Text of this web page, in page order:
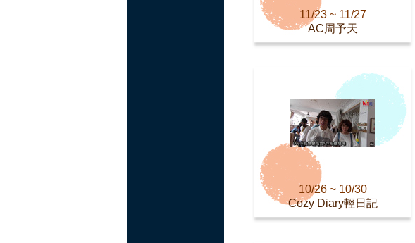
11/23 ~ 11/27
AC周予天
10/26 ~ 10/30
Cozy Diary輕日記